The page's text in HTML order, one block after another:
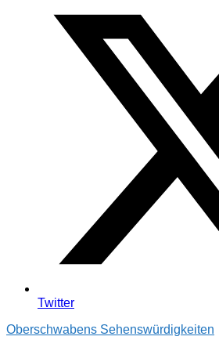
Twitter
Oberschwabens Sehenswürdigkeiten